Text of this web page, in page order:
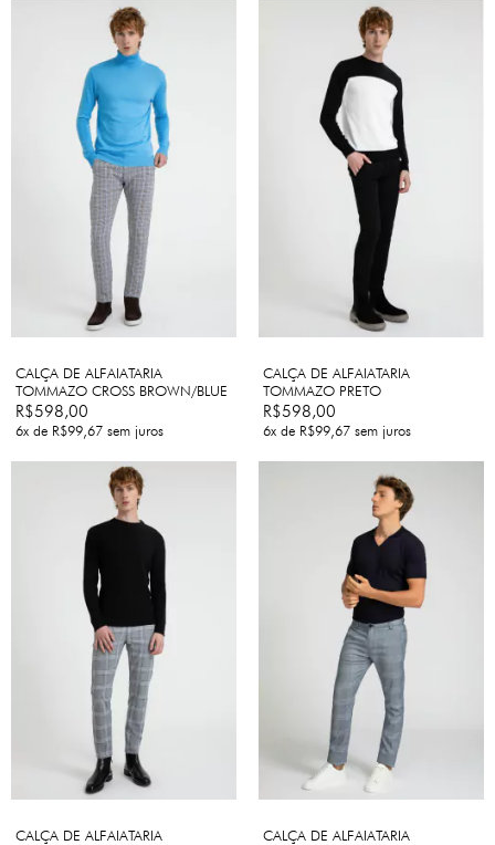
CALÇA DE ALFAIATARIA
TOMMAZO CROSS BROWN/BLUE
R$598,00
6x de R$99,67 sem juros
CALÇA DE ALFAIATARIA
TOMMAZO PRETO
R$598,00
6x de R$99,67 sem juros
CALÇA DE ALFAIATARIA
CALÇA DE ALFAIATARIA